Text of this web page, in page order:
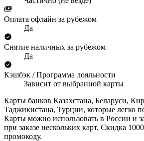
Оплата офлайн за рубежом
Да
Снятие наличных за рубежом
Да
Кэшбэк / Программа лояльности
Зависит от выбранной карты
Карты банков Казахстана, Беларуси,
Таджикистана, Турции, которые легко
Карты можно использовать в России и
при заказе нескольких карт. Скидка
промокоду.